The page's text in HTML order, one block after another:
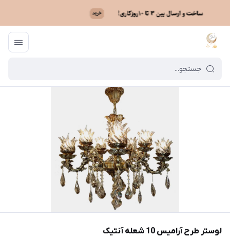
ماه نو / فهرست محصولات
لوستر طرح آرامیس 10 شعله آنتیک